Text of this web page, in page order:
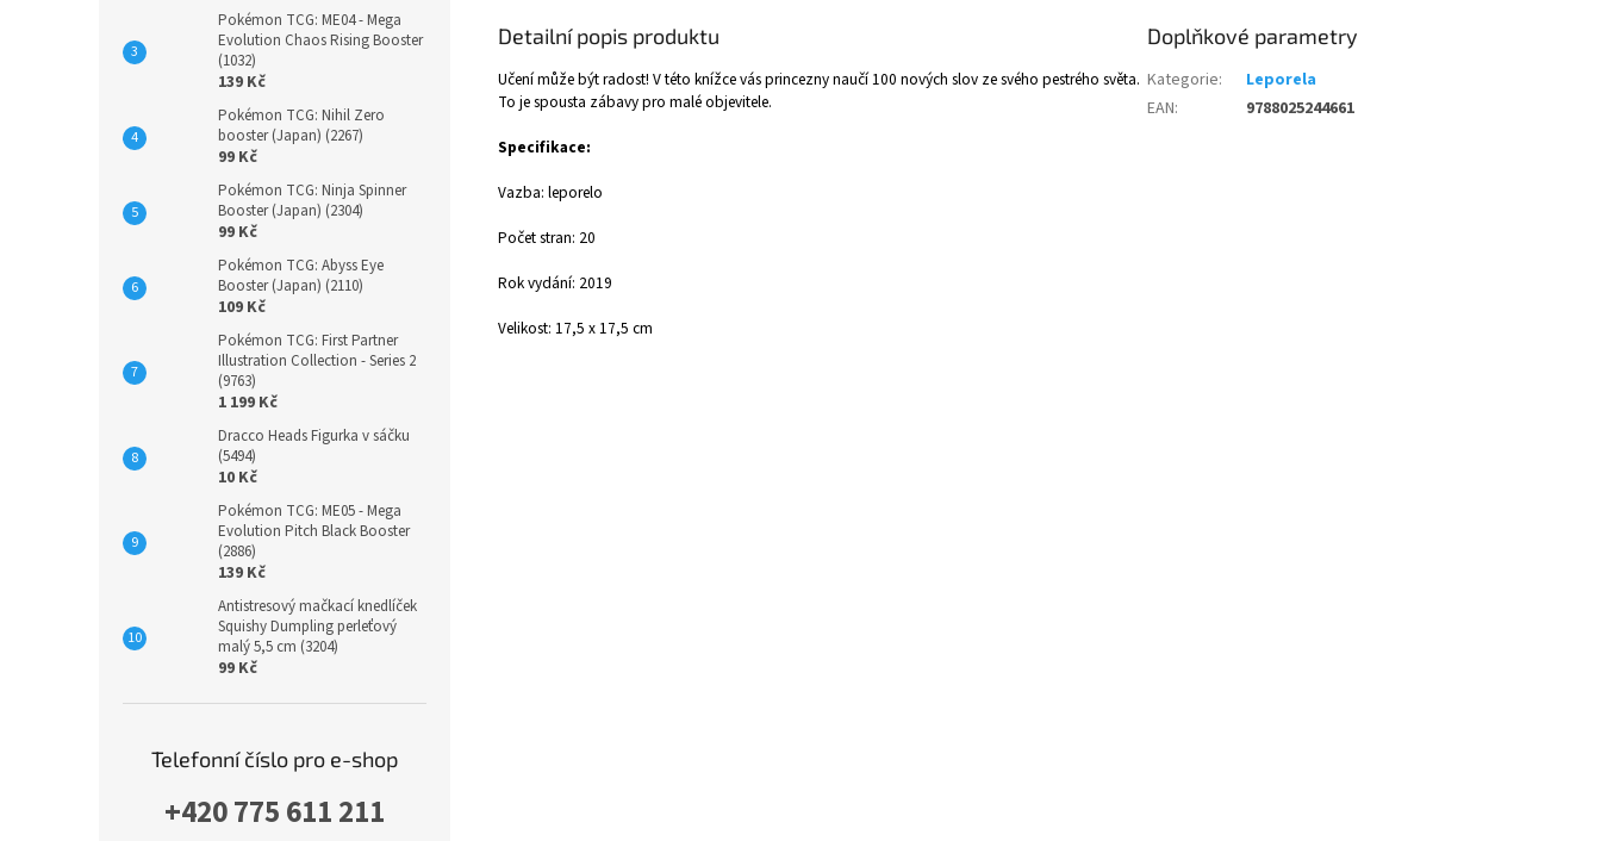
Pokémon TCG: ME04 - Mega
Evolution Chaos Rising Booster
(1032)
139 Kč
Pokémon TCG: Nihil Zero
booster (Japan) (2267)
99 Kč
Pokémon TCG: Ninja Spinner
Booster (Japan) (2304)
99 Kč
Pokémon TCG: Abyss Eye
Booster (Japan) (2110)
109 Kč
Pokémon TCG: First Partner
Illustration Collection - Series 2
(9763)
1 199 Kč
Dracco Heads Figurka v sáčku
(5494)
10 Kč
Pokémon TCG: ME05 - Mega
Evolution Pitch Black Booster
(2886)
139 Kč
Antistresový mačkací knedlíček
Squishy Dumpling perleťový
malý 5,5 cm (3204)
99 Kč
Telefonní číslo pro e-shop
+420 775 611 211
Detailní popis produktu
Učení může být radost! V této knížce vás princezny naučí 100 nových slov ze svého pestrého světa.
To je spousta zábavy pro malé objevitele.
Specifikace:
Vazba: leporelo
Počet stran: 20
Rok vydání: 2019
Velikost: 17,5 x 17,5 cm
Doplňkové parametry
Kategorie:
Leporela
EAN: 9788025244661